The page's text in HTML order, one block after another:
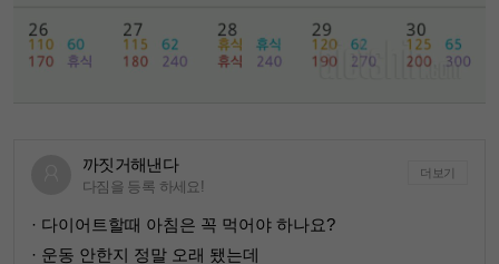
까짓거해낸다
다짐을 등록 하세요!
더보기
· 다이어트할때 아침은 꼭 먹어야 하나요?
· 운동 안한지 정말 오래 됐는데